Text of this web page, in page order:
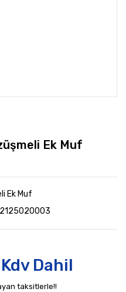
Ek Muf
Ek Muf
Dahil
taksitlerle!!